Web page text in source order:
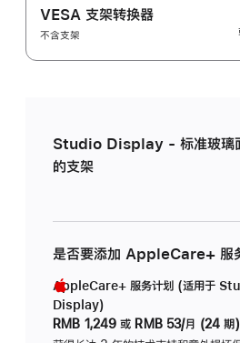
VESA 支架转换器
不含支架
Studio Display - 标准玻璃
的支架
是否要添加 AppleCare+ 服
AppleCare+ 服务计划 (适用于
Display)
RMB 1,249 或 RMB 53/月 (24 期)